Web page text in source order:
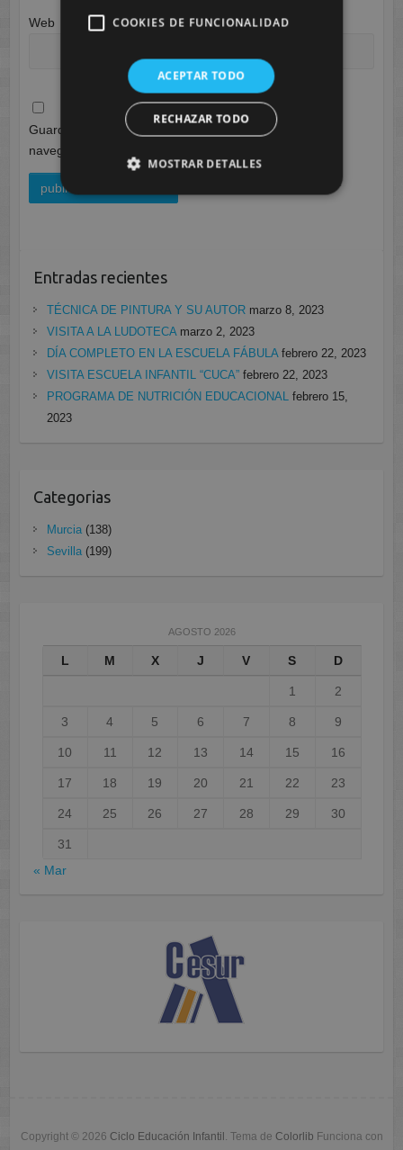
Web
Guarda mi nombre, correo electrónico y web en este
navegador para la próxima vez que comente.
Entradas recientes
TÉCNICA DE PINTURA Y SU AUTOR marzo 8, 2023
VISITA A LA LUDOTECA marzo 2, 2023
DÍA COMPLETO EN LA ESCUELA FÁBULA febrero 22, 2023
VISITA ESCUELA INFANTIL “CUCA” febrero 22, 2023
PROGRAMA DE NUTRICIÓN EDUCACIONAL febrero 15,
2023
Categorias
Murcia(138)
Sevilla(199)
AGOSTO 2026
L M X J V S D
1 2
3 4 5 6 7 8 9
10 11 12 13 14 15 16
17 18 19 20 21 22 23
24 25 26 27 28 29 30
31
« Mar
Copyright © 2026 Ciclo Educación Infantil . Tema de Colorlib Funciona con
COOKIES DE FUNCIONALIDAD
ACEPTAR TODO
RECHAZAR TODO
MOSTRAR DETALLES